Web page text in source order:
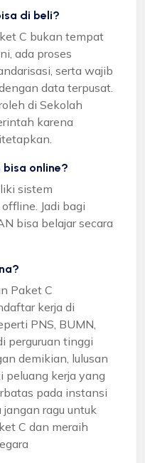
di beli?
C bukan tempat
ada proses
serta wajib
data terpusat.
di Sekolah
karena
bisa online?
sistem
Jadi bagi
bisa belajar secara
Paket C
kerja di
PNS, BUMN,
perguruan tinggi
demikian, lulusan
peluang kerja yang
pada instansi
ragu untuk
C dan meraih